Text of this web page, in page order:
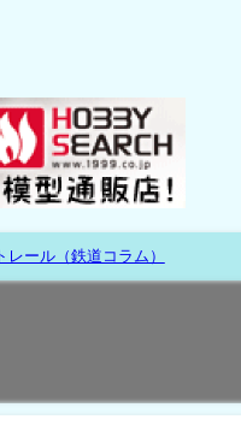
レール（鉄道コラム）